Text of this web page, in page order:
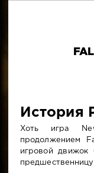
История
Хоть игра
продолжением
игровой движок